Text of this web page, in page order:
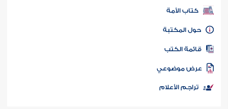
كتب PDF
كتاب الأمة
المكتبة
الكتب
موضوعي